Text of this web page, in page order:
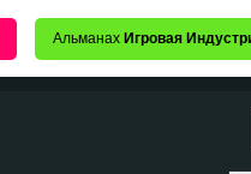
Альманах Игровая